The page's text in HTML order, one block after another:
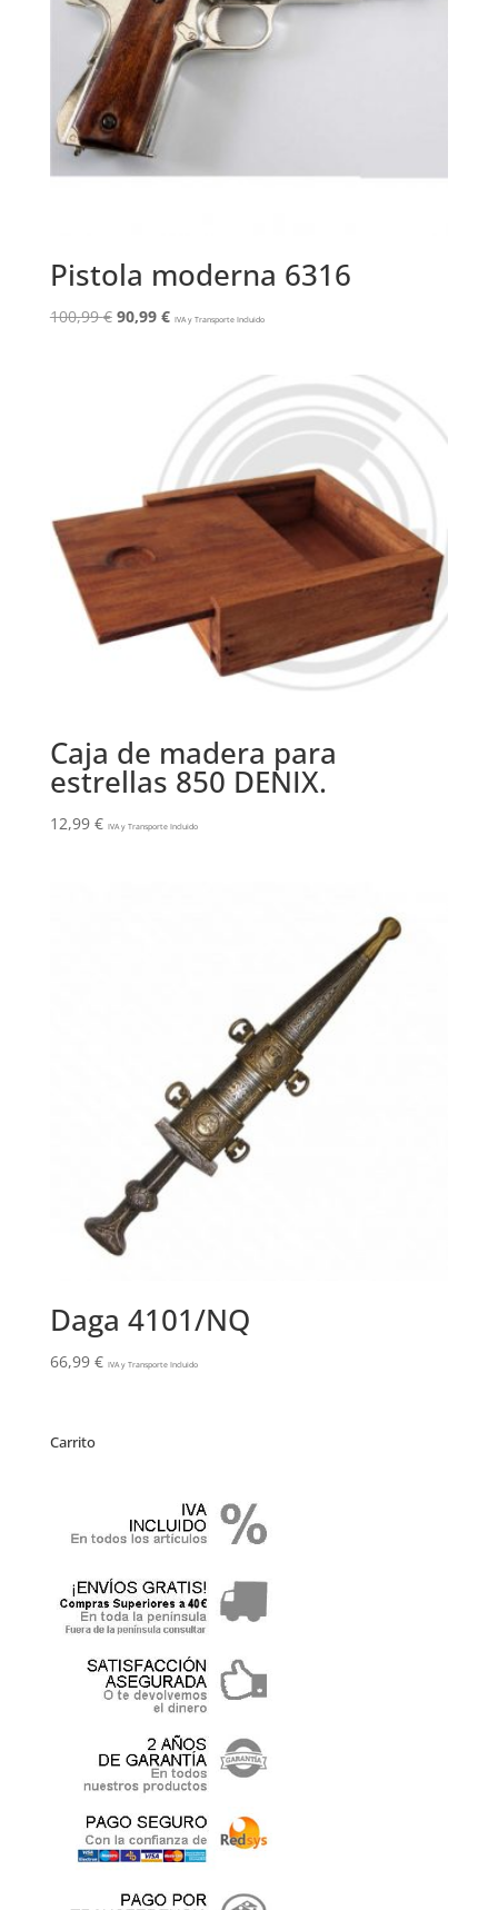
Pistola moderna 6316
100,99€ El
90,99 €El
90,99 €.
IVA y Transporte Incluido
Caja de madera para
estrellas 850 DENIX.
12,99 € IVA y Transporte Incluido
Daga 4101/NQ
66,99 € IVA y Transporte Incluido
Carrito